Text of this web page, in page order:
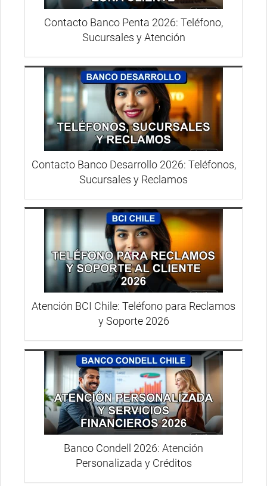
Contacto Banco Penta 2026: Teléfono,
Sucursales y Atención
Contacto Banco Desarrollo 2026: Teléfonos,
Sucursales y Reclamos
Atención BCI Chile: Teléfono para Reclamos
y Soporte 2026
Banco Condell 2026: Atención
Personalizada y Créditos